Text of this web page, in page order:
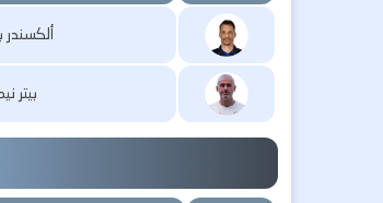
ألكسندر
بيتر